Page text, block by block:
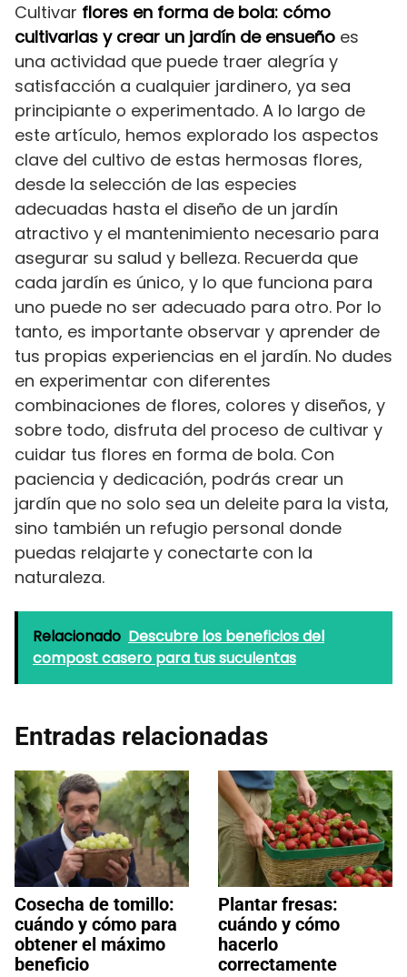
Cultivar flores en forma de bola: cómo
cultivarlas y crear un jardín de ensueño es
una actividad que puede traer alegría y
satisfacción a cualquier jardinero, ya sea
principiante o experimentado. A lo largo de
este artículo, hemos explorado los aspectos
clave del cultivo de estas hermosas flores,
desde la selección de las especies
adecuadas hasta el diseño de un jardín
atractivo y el mantenimiento necesario para
asegurar su salud y belleza. Recuerda que
cada jardín es único, y lo que funciona para
uno puede no ser adecuado para otro. Por lo
tanto, es importante observar y aprender de
tus propias experiencias en el jardín. No dudes
en experimentar con diferentes
combinaciones de flores, colores y diseños, y
sobre todo, disfruta del proceso de cultivar y
cuidar tus flores en forma de bola. Con
paciencia y dedicación, podrás crear un
jardín que no solo sea un deleite para la vista,
sino también un refugio personal donde
puedas relajarte y conectarte con la
naturaleza.
Relacionado Descubre los beneficios del
compost casero para tus suculentas
Entradas relacionadas
Cosecha de tomillo:
cuándo y cómo para
obtener el máximo
beneficio
Plantar fresas:
cuándo y cómo
hacerlo
correctamente